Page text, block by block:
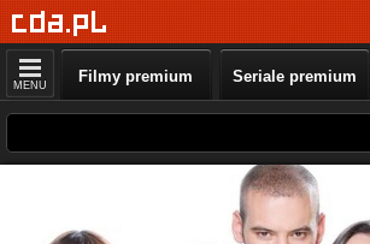
MENU Filmy premium Seriale premium